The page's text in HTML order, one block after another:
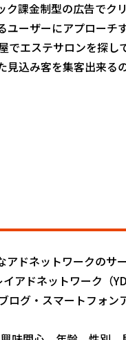
課金制型の広告でク
ーザーにアプローチ
エステサロンを探し
込み客を集客出来る
ドネットワークのサ
アドネットワーク（
グ・スマートフォン